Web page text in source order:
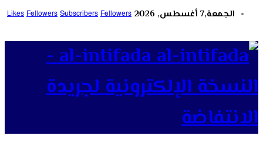
Likes Followers Subscribers Followers الجمعة,7 أغسطس, 2026
al-intifada -
النسخة الإلكترونية لجريدة
الانتفاضة